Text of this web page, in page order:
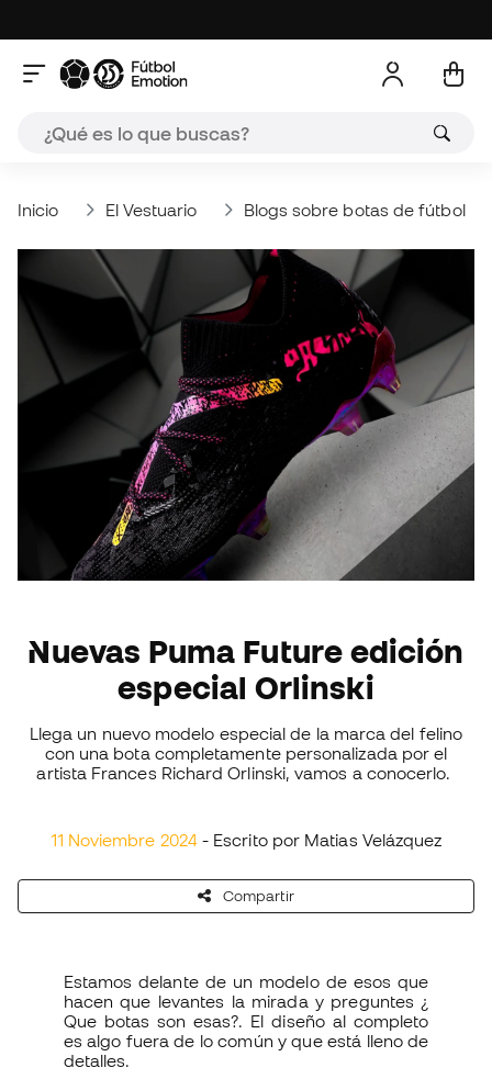
Inicio El Vestuario Blogs sobre botas de fútbol
Nuevas Puma Future edición
especial Orlinski
Llega un nuevo modelo especial de la marca del felino
con una bota completamente personalizada por el
artista Frances Richard Orlinski, vamos a conocerlo.
11 Noviembre 2024- Escrito por Matias Velázquez
Compartir
Estamos delante de un modelo de esos que
hacen que levantes la mirada y preguntes ¿
Que botas son esas?. El diseño al completo
es algo fuera de lo común y que está lleno de
detalles.